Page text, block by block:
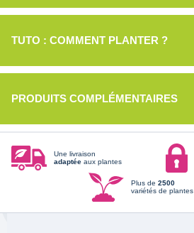
TUTO : COMMENT PLANTER ?
PRODUITS COMPLÉMENTAIRES
Une livraison
adaptée aux plantes
Plus de 2500
variétés de plantes